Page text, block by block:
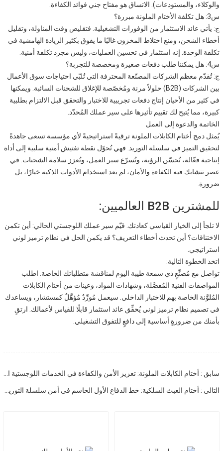
والوكلاء، والمستودعات). الاتساق هو مفتاح جني فوائد الكفاءة.
س3: هل تكلفة الأختام الملونة مبررة؟
ج: يأتي عائد الاستثمار من الوفورات التشغيلية. فتقليص وقت المناولة، وتقليل
أخطاء الشحن، ومنع اختلاط المخزون غالبًا ما يفوق بكثير الزيادة الهامشية في
تكلفة الوحدة. إنه استثمار في تحسين العمليات، وليس مجرد تكلفة أمنية.
س4: هل يمكننا طلب دفعات صغيرة ومخصصة للتجربة؟
ج: تُقدّم معظم الشركات المصنّعة المحترفة التي تُلبّي احتياجات سوق الأعمال
بين الشركات (B2B) حلولاً مرنة ومُخصّصة للإغلاق للشحنات السائبة. ويمكنها
في كثير من الأحيان إنتاج دفعات تجريبية للاختبار والتحقق قبل الالتزام بطلبية
كبيرة، مما يُتيح لك تقييم تأثيرها على سير عملك المُحدّد.
الخاتمة والدعوة إلى العمل
يُمثل دمج أختام الكابلات الملونة ترقيةً استراتيجيةً لأي مؤسسة تسعى جاهدةً
لتحقيق التميز في سلسلة التوريد. فهي تُحوّل نقطة تفتيش أمنية سلبية إلى أداة
إنتاجية فعّالة، تُحسّن الرؤية، وتُسرّع سير العمل، وتُعزز سلامة الشحنات. في
عصر تتشابك فيه الكفاءة والأمان، لم يعد استخدام الأدوات الذكية خيارًا، بل
ضرورة.
للمشترين B2B العالميين:
لا تلجأ إلى الخيار القياسي كعادتك. قيّم سير عملك اللوجستي الحالي: أين تكمن
الاختناقات؟ أين تحدث أخطاء التعريف؟ قد يكمن الحل في نظام ترميز لوني
استراتيجي.
اتخذ الخطوة التالية:
تواصل مع مُصنِّعٍ ذي سمعة طيبة اليوم لمناقشة متطلباتك الخاصة. اطلب
المواصفات الفنية المُفصَّلة، وشهادات المواد، وعينات من أختام الكابلات
المُلوَّنة الخاصة بهم للاختبار الداخلي. سيعمل مُورِّدٌ مُؤهَّلٌ كمستشار، ويساعدك
في تصميم نظام ترميز لوني يُحقِّق عائد استثمار قابلًا للقياس لأعمالك. ارتقِ
بأمنك من ضرورةٍ أساسية إلى دافعٍ للتفوق التشغيلي.